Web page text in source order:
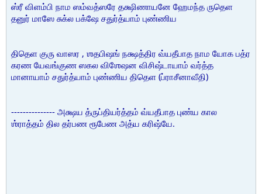
ஸ்ரீ விளம்பி நாம ஸம்வத்ஸரே தக்ஷிணாயனே ஹேமந்த ருதெள
தனுர் மாஸே சுக்ல பக்ஷே சதுர்த்யாம் புண்ணிய
திதெள குரு வாஸர , ஶதபிஷங் நக்ஷத்திர வ்யதீபாத நாம யோக பத்ர
கரண யேவங்குண ஸகல விஶேஷன விசிஷ்டாயாம் வர்த்த
மானாயாம் சதுர்த்யாம் புண்ணிய திதெள (ப்ராசீனாவீதி)
--------------- அக்ஷய த்ருப்தியர்த்தம் வ்யதீபாத புண்ய கால
ஶ்ராத்தம் தில தர்பண ரூபேண அத்ய கரிஷ்யே.